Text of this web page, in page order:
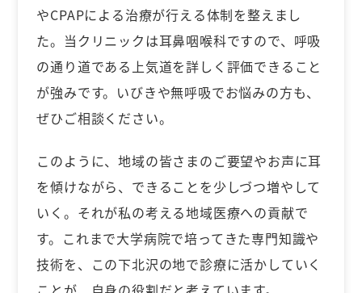
やCPAPによる治療が行える体制を整えまし
た。当クリニックは耳鼻咽喉科ですので、呼吸
の通り道である上気道を詳しく評価できること
が強みです。いびきや無呼吸でお悩みの方も、
ぜひご相談ください。
このように、地域の皆さまのご要望やお声に耳
を傾けながら、できることを少しづつ増やして
いく。それが私の考える地域医療への貢献で
す。これまで大学病院で培ってきた専門知識や
技術を、この下北沢の地で診療に活かしていく